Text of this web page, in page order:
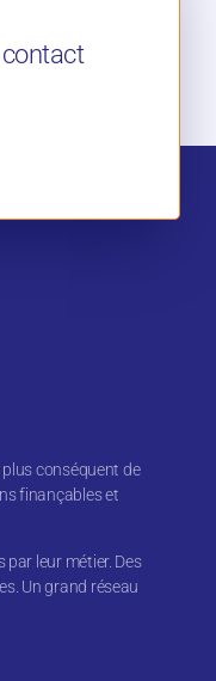
plus conséquent de
finançables et
par leur métier. Des
Un grand réseau